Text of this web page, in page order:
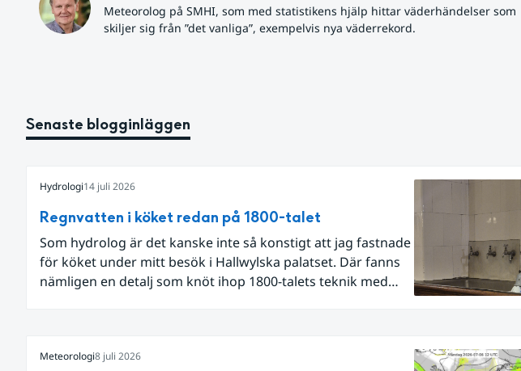
Meteorolog på SMHI, som med statistikens hjälp hittar väderhändelser som
skiljer sig från ”det vanliga”, exempelvis nya väderrekord.
Senaste blogginläggen
Hydrologi14 juli 2026
Regnvatten i köket redan på 1800-talet
Som hydrolog är det kanske inte så konstigt att jag fastnade
för köket under mitt besök i Hallwylska palatset. Där fanns
nämligen en detalj som knöt ihop 1800-talets teknik med
Meteorologi8 juli 2026